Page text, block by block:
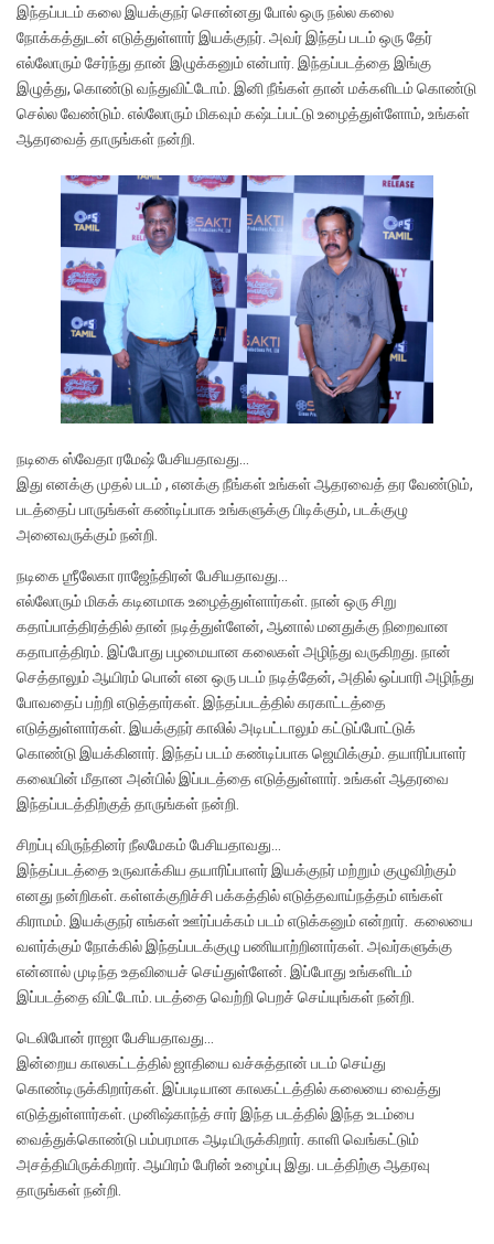
இந்தப்படம் கலை இயக்குநர் சொன்னது போல் ஒரு நல்ல கலை
நோக்கத்துடன் எடுத்துள்ளார் இயக்குநர். அவர் இந்தப் படம் ஒரு தேர்
எல்லோரும் சேர்ந்து தான் இழுக்கனும் என்பார். இந்தப்படத்தை இங்கு
இழுத்து, கொண்டு வந்துவிட்டோம். இனி நீங்கள் தான் மக்களிடம் கொண்டு
செல்ல வேண்டும். எல்லோரும் மிகவும் கஷ்டப்பட்டு உழைத்துள்ளோம், உங்கள்
ஆதரவைத் தாருங்கள் நன்றி.
நடிகை ஸ்வேதா ரமேஷ் பேசியதாவது…
இது எனக்கு முதல் படம் , எனக்கு நீங்கள் உங்கள் ஆதரவைத் தர வேண்டும்,
படத்தைப் பாருங்கள் கண்டிப்பாக உங்களுக்கு பிடிக்கும், படக்குழு
அனைவருக்கும் நன்றி.
நடிகை ஶ்ரீலேகா ராஜேந்திரன் பேசியதாவது…
எல்லோரும் மிகக் கடினமாக உழைத்துள்ளார்கள். நான் ஒரு சிறு
கதாப்பாத்திரத்தில் தான் நடித்துள்ளேன், ஆனால் மனதுக்கு நிறைவான
கதாபாத்திரம். இப்போது பழமையான கலைகள் அழிந்து வருகிறது. நான்
செத்தாலும் ஆயிரம் பொன் என ஒரு படம் நடித்தேன், அதில் ஒப்பாரி அழிந்து
போவதைப் பற்றி எடுத்தார்கள். இந்தப்படத்தில் கரகாட்டத்தை
எடுத்துள்ளார்கள். இயக்குநர் காலில் அடிபட்டாலும் கட்டுப்போட்டுக்
கொண்டு இயக்கினார். இந்தப் படம் கண்டிப்பாக ஜெயிக்கும். தயாரிப்பாளர்
கலையின் மீதான அன்பில் இப்படத்தை எடுத்துள்ளார். உங்கள் ஆதரவை
இந்தப்படத்திற்குத் தாருங்கள் நன்றி.
சிறப்பு விருந்தினர் நீலமேகம் பேசியதாவது…
இந்தப்படத்தை உருவாக்கிய தயாரிப்பாளர் இயக்குநர் மற்றும் குழுவிற்கும்
எனது நன்றிகள். கள்ளக்குறிச்சி பக்கத்தில் எடுத்தவாய்நத்தம் எங்கள்
கிராமம். இயக்குநர் எங்கள் ஊர்ப்பக்கம் படம் எடுக்கனும் என்றார். கலையை
வளர்க்கும் நோக்கில் இந்தப்படக்குழு பணியாற்றினார்கள். அவர்களுக்கு
என்னால் முடிந்த உதவியைச் செய்துள்ளேன். இப்போது உங்களிடம்
இப்படத்தை விட்டோம். படத்தை வெற்றி பெறச் செய்யுங்கள் நன்றி.
டெலிபோன் ராஜா பேசியதாவது…
இன்றைய காலகட்டத்தில் ஜாதியை வச்சுத்தான் படம் செய்து
கொண்டிருக்கிறார்கள். இப்படியான காலகட்டத்தில் கலையை வைத்து
எடுத்துள்ளார்கள். முனிஷ்காந்த் சார் இந்த படத்தில் இந்த உடம்பை
வைத்துக்கொண்டு பம்பரமாக ஆடியிருக்கிறார். காளி வெங்கட்டும்
அசத்தியிருக்கிறார். ஆயிரம் பேரின் உழைப்பு இது. படத்திற்கு ஆதரவு
தாருங்கள் நன்றி.